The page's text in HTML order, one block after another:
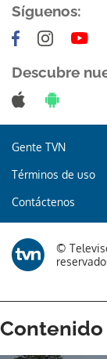
Síguenos:
Descubre
Gente TVN
Términos de uso
Contáctenos
©